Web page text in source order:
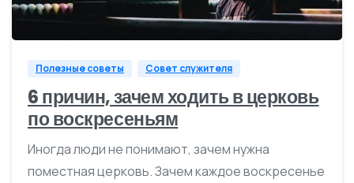
4
Полезные советы Совет служителя
6 причин, зачем ходить в церковь
по воскресеньям
Иногда люди не понимают, зачем нужна
помеcтная церковь. Зачем каждое воскресенье